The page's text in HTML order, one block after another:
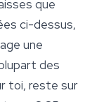
que
ci-dessus,
une
des
toi, reste sur